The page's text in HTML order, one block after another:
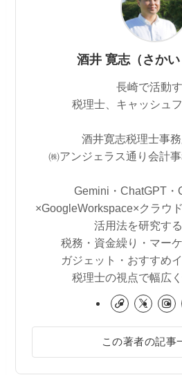
酒井 寛志（さかい
長崎で活動
税理士、キャッシュ
酒井寛志税理士事
㈱アンジェラス通り会計
Gemini・ChatGPT・
×GoogleWorkspace×クラウ
活用法を研究する
税務・資金繰り・マー
ガジェット・おすすめ
税理士の視点で幅広
この著者の記事